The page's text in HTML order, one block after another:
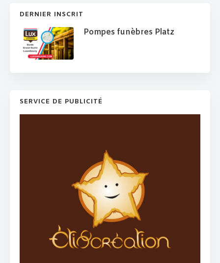
DERNIER INSCRIT
Pompes funèbres Platz
SERVICE DE PUBLICITÉ